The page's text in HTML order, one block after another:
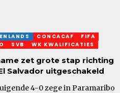
CONCACAF
FIFA
SVB WK KWALIFICATIES
zet grote stap richting
Salvador uitgeschakeld
4-0 zege in Paramaribo